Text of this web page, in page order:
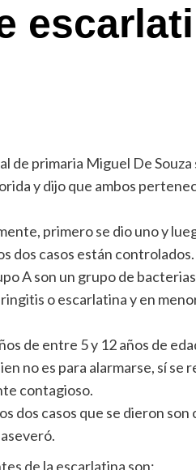
de primaria Miguel De Souza
y dijo que ambos
primero se dio uno y
dos casos están controlados.
A son un grupo de
o escarlatina y en
de entre 5 y 12 años de
no es para alarmarse, sí se
contagioso.
dos casos que se dieron son
de la escarlatina son: